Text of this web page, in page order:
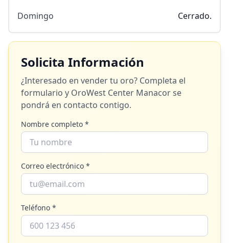
Domingo
Cerrado.
Solicita Información
¿Interesado en vender tu oro? Completa el
formulario y OroWest Center Manacorse
pondrá en contacto contigo.
Nombre completo *
Correo electrónico *
Teléfono *